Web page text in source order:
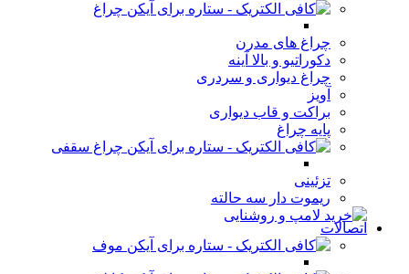
چراغ
چراغ های مدرن
دکوراتیو و بالا آینه
چراغ دیواری و سردری
آویز
براکت و قاب دیواری
پایه چراغ
چراغ سقفی
تزئینی
ریموت دار سه حالته
اتصالات
موف